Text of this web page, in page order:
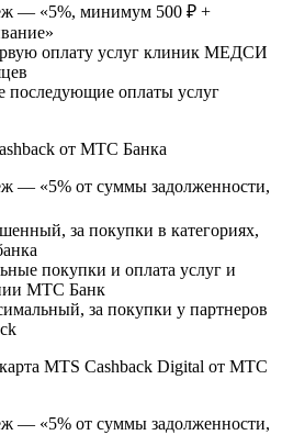
— «5%, минимум 500 ₽ +
оплату услуг клиник МЕДСИ
оплаты услуг
— «5% от суммы задолженности,
за покупки в категориях,
покупки и оплата услуг и
МТС Банк
за покупки у партнеров
— «5% от суммы задолженности,